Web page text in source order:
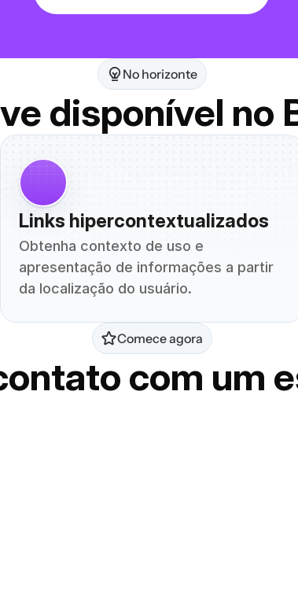
No horizonte
disponível no
Links hipercontextualizados
Obtenha contexto de uso e
apresentação de informações a partir
da localização do usuário.
Comece agora
com um